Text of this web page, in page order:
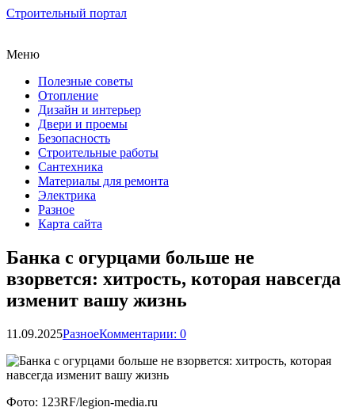
Строительный портал
Меню
Полезные советы
Отопление
Дизайн и интерьер
Двери и проемы
Безопасность
Строительные работы
Сантехника
Материалы для ремонта
Электрика
Разное
Карта сайта
Банка с огурцами больше не
взорвется: хитрость, которая навсегда
изменит вашу жизнь
11.09.2025РазноеКомментарии: 0
Фото: 123RF/legion-media.ru